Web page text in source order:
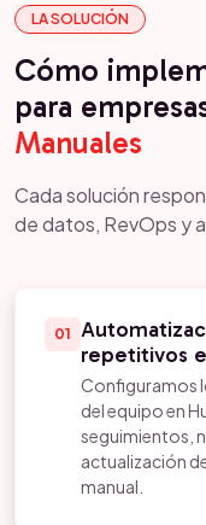
LA SOLUCIÓN
Cómo
para
Manuales
Cada solución
de datos, RevOps y
01
repetitivos
Configuramos
del equipo en
seguimientos,
actualización
manual.